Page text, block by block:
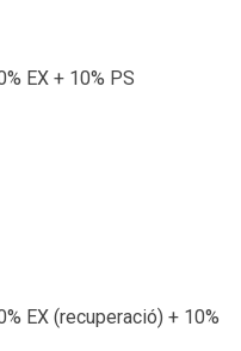
EX + 10% PS
EX (recuperació) + 10%